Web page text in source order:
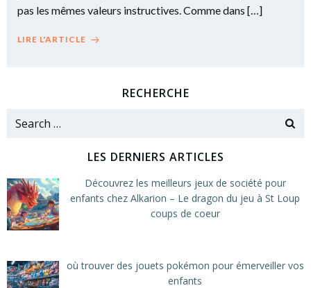
pas les mêmes valeurs instructives. Comme dans […]
LIRE L'ARTICLE
RECHERCHE
Search
LES DERNIERS ARTICLES
Découvrez les meilleurs jeux de société pour
enfants chez Alkarion – Le dragon du jeu à St Loup
coups de coeur
où trouver des jouets pokémon pour émerveiller vos
enfants